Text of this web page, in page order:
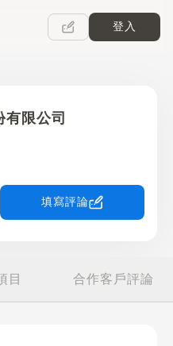
登入
限公司
填寫評論
目 合作客戶評論